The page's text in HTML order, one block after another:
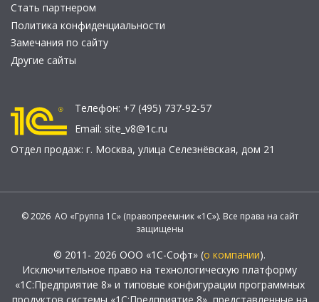
Стать партнером
Политика конфиденциальности
Замечания по сайту
Другие сайты
Телефон: +7 (495) 737-92-57
Email: site_v8@1c.ru
Отдел продаж: г. Москва, улица Селезнёвская, дом 21
© 2026 АО «Группа 1С» (правопреемник «1С»). Все права на сайт
защищены
© 2011- 2026 ООО «1С-Софт» (о компании).
Исключительное право на технологическую платформу
«1С:Предприятие 8» и типовые конфигурации программных